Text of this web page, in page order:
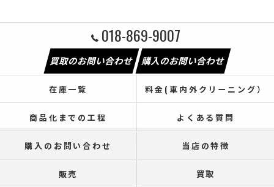
018-869-9007
買取のお問い合わせ 購入のお問い合わせ
在庫一覧 料金(車内外クリーニング）
商品化までの工程 よくある質問
購入のお問い合わせ 当店の特徴
販売 買取